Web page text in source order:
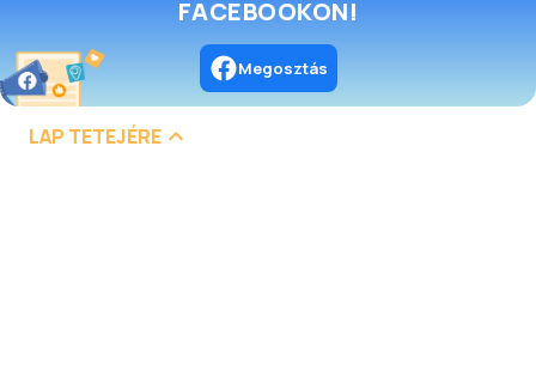
FACEBOOKON!
Megosztás
LAP TETEJÉRE